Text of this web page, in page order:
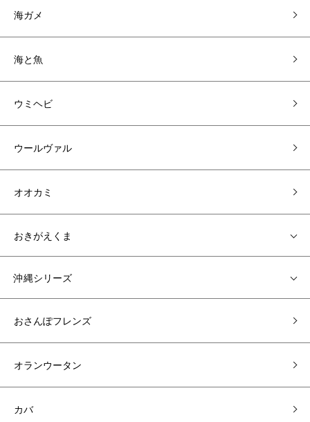
海ガメ
海と魚
ウミヘビ
ウールヴァル
オオカミ
おきがえくま
沖縄シリーズ
おさんぽフレンズ
オランウータン
カバ